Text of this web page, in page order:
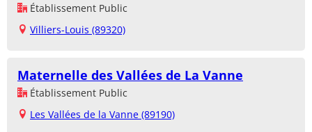
Établissement Public
Villiers-Louis (89320)
Maternelle des Vallées de La Vanne
Établissement Public
Les Vallées de la Vanne (89190)